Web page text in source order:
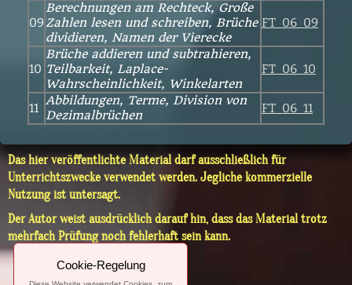
09
Berechnungen am Rechteck, Große
Zahlen lesen und schreiben, Brüche
dividieren, Namen der Vierecke
FT_06_09
10
Brüche addieren und subtrahieren,
Teilbarkeit, Laplace-
Wahrscheinlichkeit, Winkelarten
FT_06_10
11
Abbildungen, Terme, Division von
Dezimalbrüchen
FT_06_11
Das hier veröffentlichte Material darf ausschließlich für
Unterrichtszwecke verwendet werden. Jegliche kommerzielle
Nutzung ist untersagt.
Der Autor weist ausdrücklich darauf hin, dass das Material trotz
mehrfach Prüfung noch fehlerhaft sein kann.
Cookie-Regelung